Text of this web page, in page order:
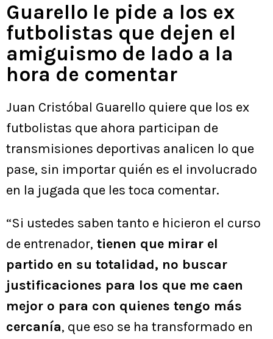
Guarello le pide a los ex
futbolistas que dejen el
amiguismo de lado a la
hora de comentar
Juan Cristóbal Guarello quiere que los ex
futbolistas que ahora participan de
transmisiones deportivas analicen lo que
pase, sin importar quién es el involucrado
en la jugada que les toca comentar.
“Si ustedes saben tanto e hicieron el curso
de entrenador, tienen que mirar el
partido en su totalidad, no buscar
justificaciones para los que me caen
mejor o para con quienes tengo más
cercanía, que eso se ha transformado en